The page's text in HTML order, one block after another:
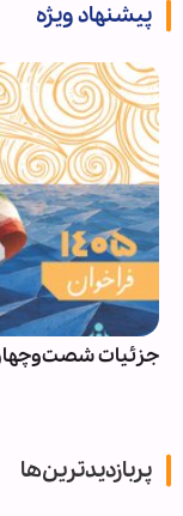
پیشنهاد ویژه
جزئیات
پربازدیدترین‌ها